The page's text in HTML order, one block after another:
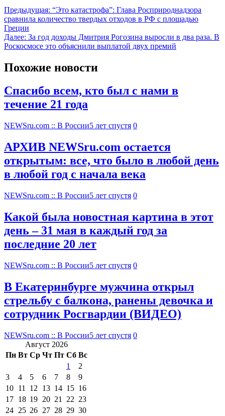
Предыдущая: “Это катастрофа”: Глава Росприроднадзора
сравнила количество твердых отходов в РФ с площадью
Греции
Далее: За год доходы Дмитрия Рогозина выросли в два раза. В
Роскосмосе это объяснили выплатой двух премий
Похожие новости
Спасибо всем, кто был с нами в
течение 21 года
NEWSru.com :: В России5 лет спустя 0
АРХИВ NEWSru.com остается
открытым: все, что было в любой день
в любой год с начала века
NEWSru.com :: В России5 лет спустя 0
Какой была новостная картина в этот
день – 31 мая в каждый год за
последние 20 лет
NEWSru.com :: В России5 лет спустя 0
В Екатеринбурге мужчина открыл
стрельбу с балкона, ранены девочка и
сотрудник Росгвардии (ВИДЕО)
NEWSru.com :: В России5 лет спустя 0
Август 2026
Пн Вт Ср Чт Пт Сб Вс
1
2
3
4 5 6 7 8
9
10 11 12 13 14 15 16
17 18 19 20 21 22 23
24 25 26 27 28 29 30